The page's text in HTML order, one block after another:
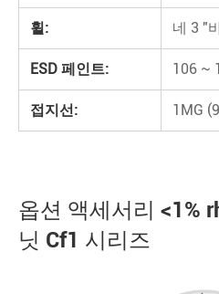
휠: 네 3 "
ESD 페인트: 106 ~
접지선: 1MG
옵션 액세서리 <1%
닛 Cf1 시리즈